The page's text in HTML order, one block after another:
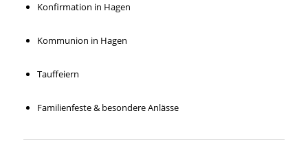
Konfirmation in Hagen
Kommunion in Hagen
Tauffeiern
Familienfeste & besondere Anlässe